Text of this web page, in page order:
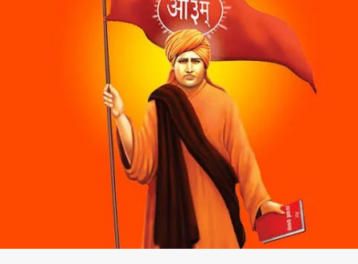
e
“
अ
नी
व
न
या
त्रा
को
इ
स
के
ल
क्ष्य